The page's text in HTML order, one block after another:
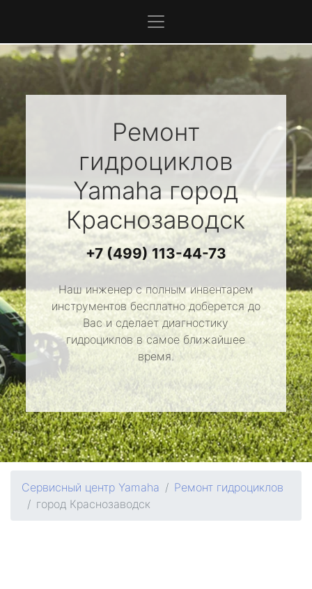
Ремонт
гидроциклов
Yamahaгород
Краснозаводск
+7 (499) 113-44-73
Наш инженер с полным инвентарем
инструментов бесплатно доберется до
Вас и сделает диагностику
гидроциклов в самое ближайшее
время.
Сервисный центр Yamaha
Ремонт гидроциклов
город Краснозаводск